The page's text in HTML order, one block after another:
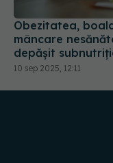
Obezitatea,
mâncare
depășit
10 sep 2025, 12:11